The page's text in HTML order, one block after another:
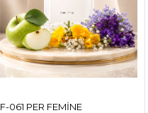
F-061 PER FEMINE